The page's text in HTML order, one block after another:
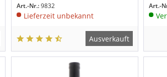
Art.-Nr.:9832
Lieferzeit unbekannt
Ausverkauft
Art.-